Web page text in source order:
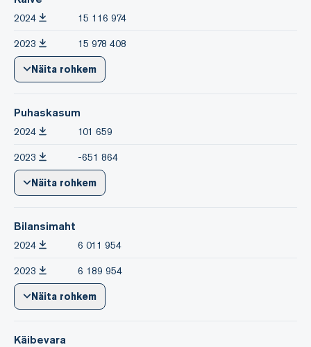
2024 15 116 974
2023 15 978 408
Näita rohkem
Puhaskasum
2024 101 659
2023 -651 864
Näita rohkem
Bilansimaht
2024 6 011 954
2023 6 189 954
Näita rohkem
Käibevara